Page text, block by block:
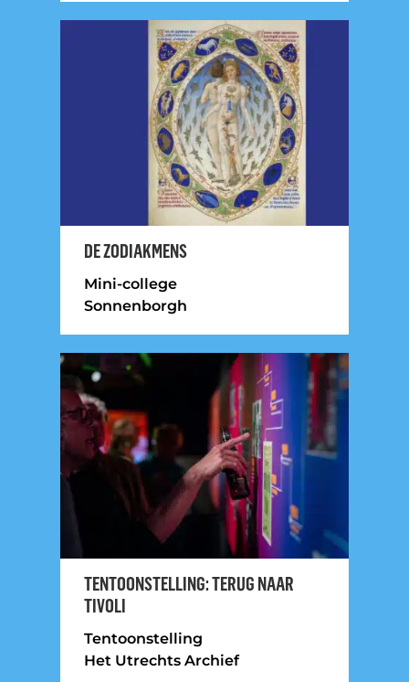
DE ZODIAKMENS
Mini-college
Sonnenborgh
TENTOONSTELLING: TERUG NAAR
TIVOLI
Tentoonstelling
Het Utrechts Archief